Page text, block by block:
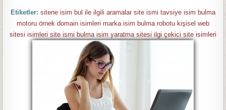
Etiketler: sitene isim bul ile ilgili aramalar site ismi tavsiye isim bulma
motoru örnek domain isimleri marka isim bulma robotu kişisel web
sitesi isimleri site ismi bulma isim yaratma sitesi ilgi çekici site isimleri